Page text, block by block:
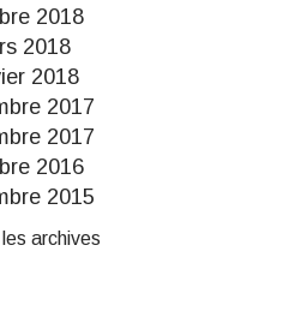
2018
2018
2018
2017
2017
2016
2015
archives